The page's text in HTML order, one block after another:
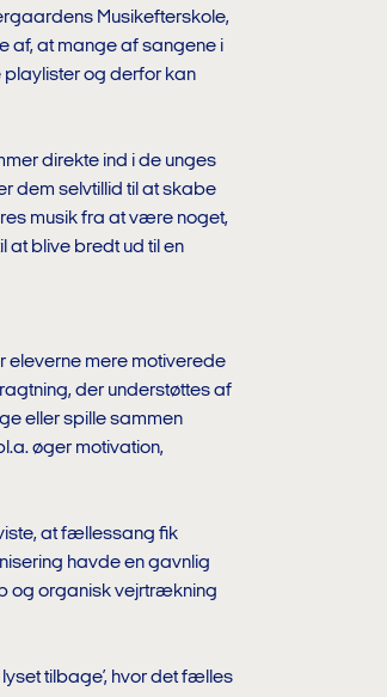
Musikefterskole,
af, at mange af sangene i
playlister og derfor kan
direkte ind i de unges
dem selvtillid til at skabe
musik fra at være noget,
blive bredt ud til en
eleverne mere motiverede
der understøttes af
eller spille sammen
øger motivation,
at fællessang fik
havde en gavnlig
og organisk vejrtrækning
tilbage’, hvor det fælles